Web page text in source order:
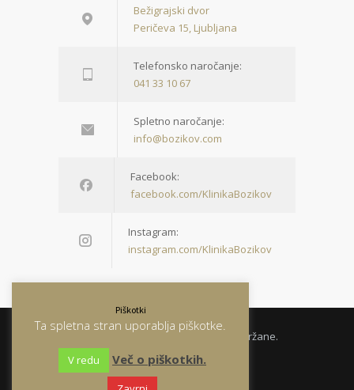
Bežigrajski dvor
Peričeva 15, Ljubljana
Telefonsko naročanje:
041 33 10 67
Spletno naročanje:
info@bozikov.com
Facebook:
facebook.com/KlinikaBozikov
Instagram:
instagram.com/KlinikaBozikov
© 2026 Klinika Božikov. Vse pravice pridržane.
Piškotki
Ta spletna stran uporablja piškotke.
V redu Več o piškotkih.